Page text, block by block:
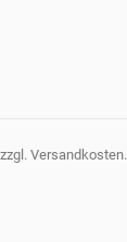
Versandkosten.